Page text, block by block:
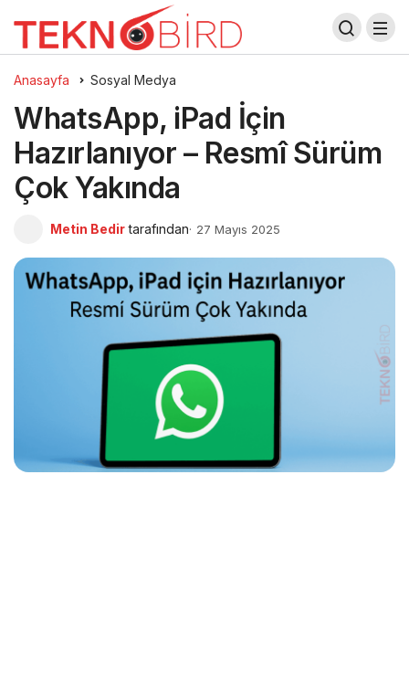
Anasayfa Sosyal Medya
WhatsApp, iPad İçin
Hazırlanıyor – Resmî Sürüm
Çok Yakında
Metin Bedir tarafından 27 Mayıs 2025